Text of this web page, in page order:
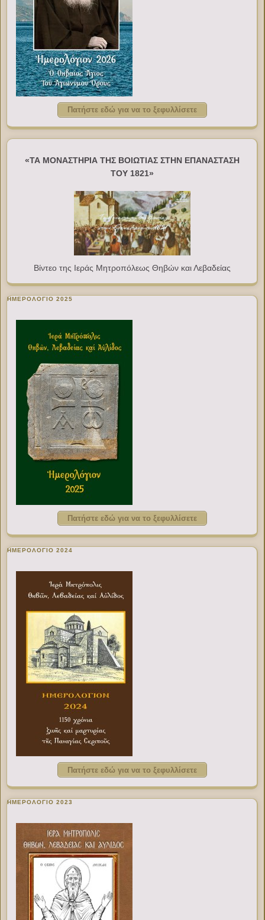
Πατήστε εδώ για να το ξεφυλλίσετε
«ΤΑ ΜΟΝΑΣΤΗΡΙΑ ΤΗΣ ΒΟΙΩΤΙΑΣ ΣΤΗΝ ΕΠΑΝΑΣΤΑΣΗ
ΤΟΥ 1821»
Βίντεο της Ιεράς Μητροπόλεως Θηβών και Λεβαδείας
ΗΜΕΡΟΛΟΓΙΟ 2025
Πατήστε εδώ για να το ξεφυλλίσετε
ΗΜΕΡΟΛΟΓΙΟ 2024
Πατήστε εδώ για να το ξεφυλλίσετε
ΗΜΕΡΟΛΟΓΙΟ 2023